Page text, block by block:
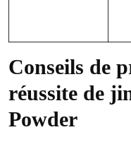
Conseils de
réussite de
Powder